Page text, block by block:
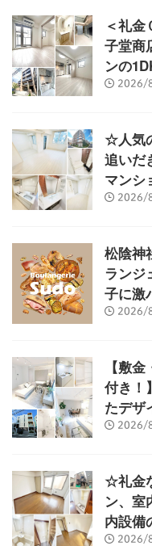
＜礼
子堂商
ンの
2026/
☆人気
追いだ
マンシ
2026/
松陰神
ランジ
子に激
2026/
【敷
付き！
たデザ
2026/
☆礼金
ン、室
内設備
2026/